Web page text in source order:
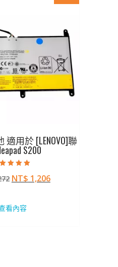
用於 [LENOVO]聯
S200
5.00
滿分 5
原
格：
NT$ 1,206目
看內容